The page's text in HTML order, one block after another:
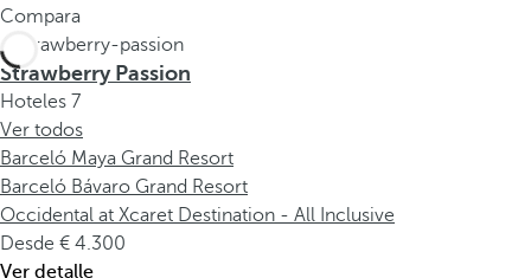
Compara
Strawberry Passion
Hoteles 7
Ver todos
Barceló Maya Grand Resort
Barceló Bávaro Grand Resort
Occidental at Xcaret Destination - All Inclusive
Desde
4.300
Ver detalle